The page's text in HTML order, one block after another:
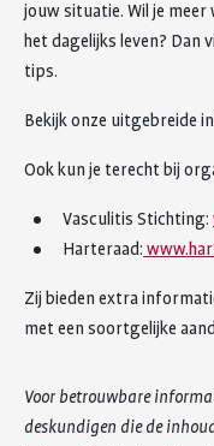
jouw situatie. Wil je
het dagelijks leven? Dan
tips.
Bekijk onze uitgebreide
Ook kun je terecht bij
Vasculitis Stichting:
Harteraad:
Zij bieden extra
met een soortgelijke
Voor betrouwbare
deskundigen die de